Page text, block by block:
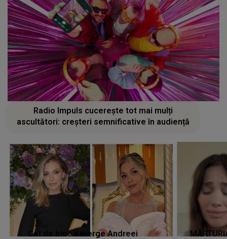
Radio Impuls cucerește tot mai mulți
ascultători: creșteri semnificative în audiență
Cât de bine îi merge Andreei